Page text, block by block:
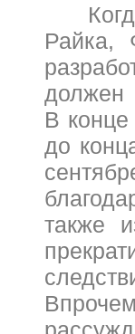
Райка,
должен
В
до
также